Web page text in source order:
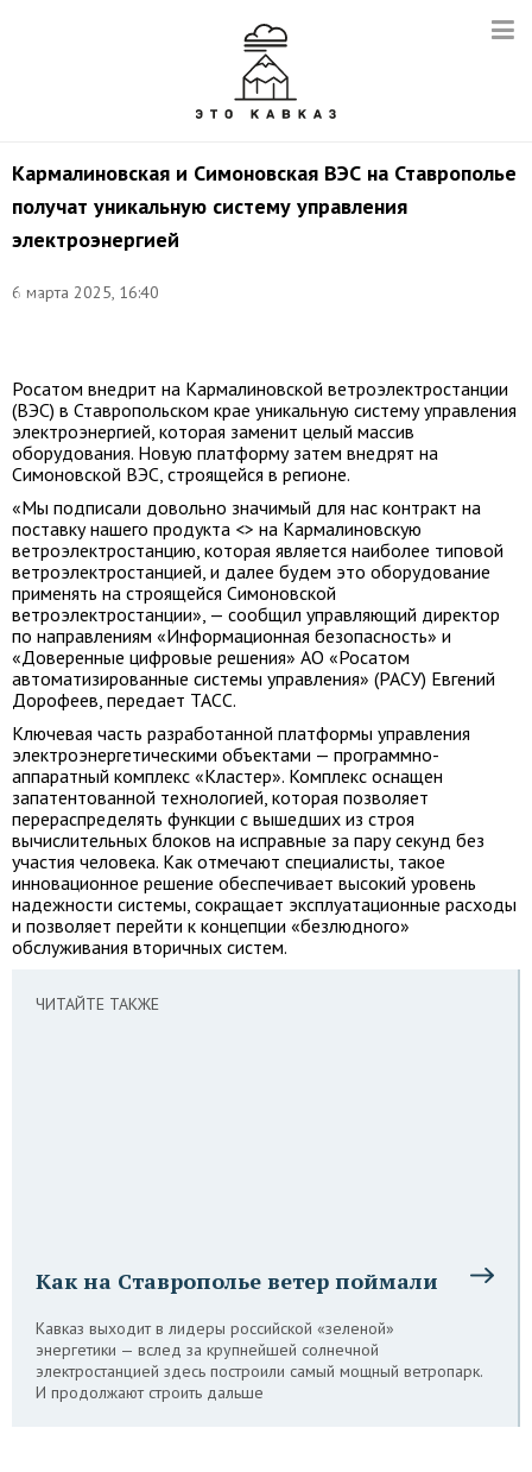
Кармалиновская и Симоновская ВЭС на Ставрополье
получат уникальную систему управления
электроэнергией
6 марта 2025, 16:40
Эрик
Росатом внедрит на Кармалиновской ветроэлектростанции
(ВЭС) в Ставропольском крае уникальную систему управления
электроэнергией, которая заменит целый массив
оборудования. Новую платформу затем внедрят на
Симоновской ВЭС, строящейся в регионе.
«Мы подписали довольно значимый для нас контракт на
поставку нашего продукта <> на Кармалиновскую
ветроэлектростанцию, которая является наиболее типовой
ветроэлектростанцией, и далее будем это оборудование
применять на строящейся Симоновской
ветроэлектростанции», — сообщил управляющий директор
по направлениям «Информационная безопасность» и
«Доверенные цифровые решения» АО «Росатом
автоматизированные системы управления» (РАСУ) Евгений
Дорофеев, передает ТАСС.
Ключевая часть разработанной платформы управления
электроэнергетическими объектами — программно-
аппаратный комплекс «Кластер». Комплекс оснащен
запатентованной технологией, которая позволяет
перераспределять функции с вышедших из строя
вычислительных блоков на исправные за пару секунд без
участия человека. Как отмечают специалисты, такое
инновационное решение обеспечивает высокий уровень
надежности системы, сокращает эксплуатационные расходы
и позволяет перейти к концепции «безлюдного»
обслуживания вторичных систем.
ЧИТАЙТЕ ТАКЖЕ
Как на Ставрополье ветер поймали
Кавказ выходит в лидеры российской «зеленой»
энергетики — вслед за крупнейшей солнечной
электростанцией здесь построили самый мощный ветропарк.
И продолжают строить дальше